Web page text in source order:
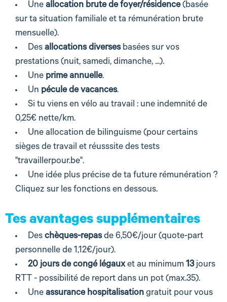
Une allocation brute de foyer/résidence(basée
sur ta situation familiale et ta rémunération brute
mensuelle).
Des allocations diversesbasées sur vos
prestations (nuit, samedi, dimanche, ...).
Une prime annuelle.
Un pécule de vacances.
Si tu viens en vélo au travail : une indemnité de
0,25€ nette/km.
Une allocation de bilinguisme (pour certains
sièges de travail et réusssite des tests
"travaillerpour.be".
Une idée plus précise de ta future rémunération ?
Cliquez sur les fonctions en dessous.
Tes avantages supplémentaires
Des chèques-repasde 6,50€/jour (quote-part
personnelle de 1,12€/jour).
20 jours de congé légauxet au minimum 13jours
RTT - possibilité de report dans un pot (max.35).
Une assurance hospitalisation gratuit pour vous